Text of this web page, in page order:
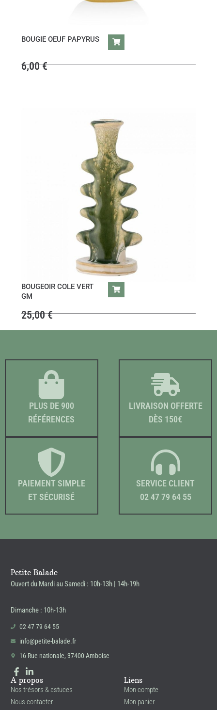
BOUGIE OEUF PAPYRUS
6,00€
BOUGEOIR COLE VERT
GM
25,00€
PLUS DE 900
RÉFÉRENCES
LIVRAISON OFFERTE
DÈS 150€
PAIEMENT SIMPLE
ET SÉCURISÉ
SERVICE CLIENT
02 47 79 64 55
Petite Balade
Ouvert du Mardi au Samedi : 10h-13h | 14h-19h
Dimanche : 10h-13h
02 47 79 64 55
info@petite-balade.fr
16 Rue nationale, 37400 Amboise
A propos
Nos trésors & astuces
Nous contacter
Liens
Mon compte
Mon panier